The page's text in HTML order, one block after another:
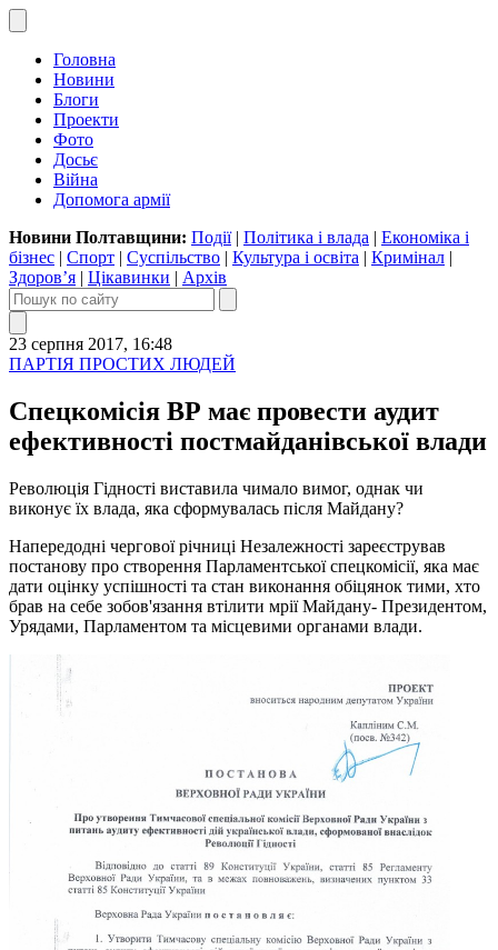
Головна
Новини
Блоги
Проекти
Фото
Досьє
Війна
Допомога армії
Новини Полтавщини: Події| Політика і влада | Економіка і
бізнес | Спорт | Суспільство | Культура і освіта | Кримінал |
Здоров’я | Цікавинки | Архів
23 серпня 2017, 16:48
ПАРТІЯ ПРОСТИХ ЛЮДЕЙ
Спецкомісія ВР має провести аудит
ефективності постмайданівської влади
Революція Гідності виставила чимало вимог, однак чи
виконує їх влада, яка сформувалась після Майдану?
Напередодні чергової річниці Незалежності зареєстрував
постанову про створення Парламентської спецкомісії, яка має
дати оцінку успішності та стан виконання обіцянок тими, хто
брав на себе зобов'язання втілити мрії Майдану- Президентом,
Урядами, Парламентом та місцевими органами влади.